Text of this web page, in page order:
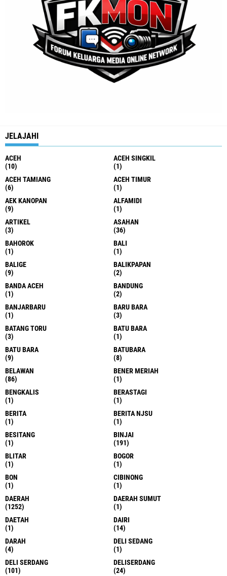
JELAJAHI
ACEH
(10)
ACEH SINGKIL
(1)
ACEH TAMIANG
(6)
ACEH TIMUR
(1)
AEK KANOPAN
(9)
ALFAMIDI
(1)
ARTIKEL
(3)
ASAHAN
(36)
BAHOROK
(1)
BALI
(1)
BALIGE
(9)
BALIKPAPAN
(2)
BANDA ACEH
(1)
BANDUNG
(2)
BANJARBARU
(1)
BARU BARA
(3)
BATANG TORU
(3)
BATU BARA
(1)
BATU BARA
(9)
BATUBARA
(8)
BELAWAN
(86)
BENER MERIAH
(1)
BENGKALIS
(1)
BERASTAGI
(1)
BERITA
(1)
BERITA NJSU
(1)
BESITANG
(1)
BINJAI
(191)
BLITAR
(1)
BOGOR
(1)
BON
(1)
CIBINONG
(1)
DAERAH
(1252)
DAERAH SUMUT
(1)
DAETAH
(1)
DAIRI
(14)
DARAH
(4)
DELI SEDANG
(1)
DELI SERDANG
(101)
DELISERDANG
(24)